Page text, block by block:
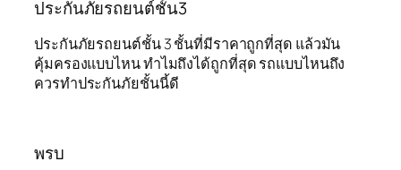
ประกันภัยรถยนต์ชั้น3
ประกันภัยรถยนต์ชั้น 3 ชั้นที่มีราคาถูกที่สุด แล้วมัน
คุ้มครองแบบไหน ทำไมถึงได้ถูกที่สุด รถแบบไหนถึง
ควรทำประกันภัยชั้นนี้ดี
พรบ